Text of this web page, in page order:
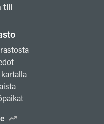
tili